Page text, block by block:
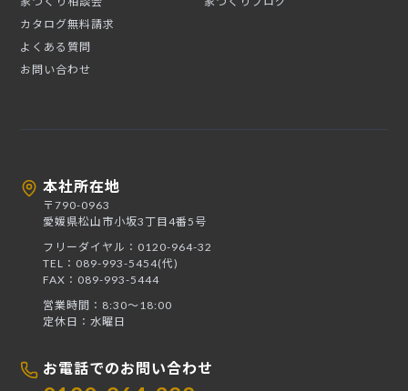
カタログ無料請求
よくある質問
お問い合わせ
本社所在地
〒790-0963
愛媛県松山市小坂3丁目4番5号
フリーダイヤル：0120-964-32
TEL：089-993-5454(代)
FAX：089-993-5444
営業時間：8:30〜18:00
定休日：水曜日
お電話でのお問い合わせ